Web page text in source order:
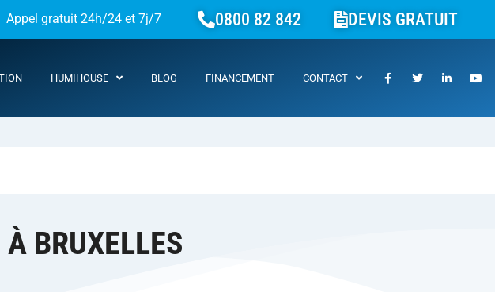
Appel gratuit 24h/24 et 7j/7 0800 82 842 DEVIS GRATUIT
HUMIHOUSE BLOG FINANCEMENT CONTACT
BRUXELLES